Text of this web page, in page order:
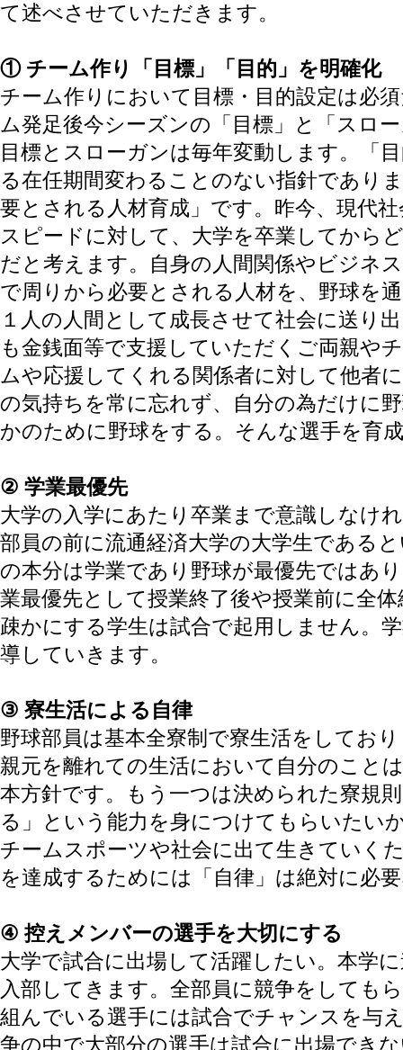
て述べさせていただきます。
① チーム作り「目標」「目的」を明確化
チーム作りにおいて目標・目的設定は必
ム発足後今シーズンの「目標」と「スロ
目標とスローガンは毎年変動します。「
る在任期間変わることのない指針であり
要とされる人材育成」です。昨今、現代
スピードに対して、大学を卒業してから
だと考えます。自身の人間関係やビジネ
で周りから必要とされる人材を、野球を
１人の人間として成長させて社会に送り
も金銭面等で支援していただくご両親や
ムや応援してくれる関係者に対して他者
の気持ちを常に忘れず、自分の為だけに
かのために野球をする。そんな選手を育
② 学業最優先
大学の入学にあたり卒業まで意識しなけ
部員の前に流通経済大学の大学生である
の本分は学業であり野球が最優先ではあ
業最優先として授業終了後や授業前に全
疎かにする学生は試合で起用しません。
導していきます。
③ 寮生活による自律
野球部員は基本全寮制で寮生活をしてお
親元を離れての生活において自分のこと
本方針です。もう一つは決められた寮規
る」という能力を身につけてもらいたい
チームスポーツや社会に出て生きていく
を達成するためには「自律」は絶対に必
④ 控えメンバーの選手を大切にする
大学で試合に出場して活躍したい。本学
入部してきます。全部員に競争をしても
組んでいる選手には試合でチャンスを与
争の中で大部分の選手は試合に出場でき